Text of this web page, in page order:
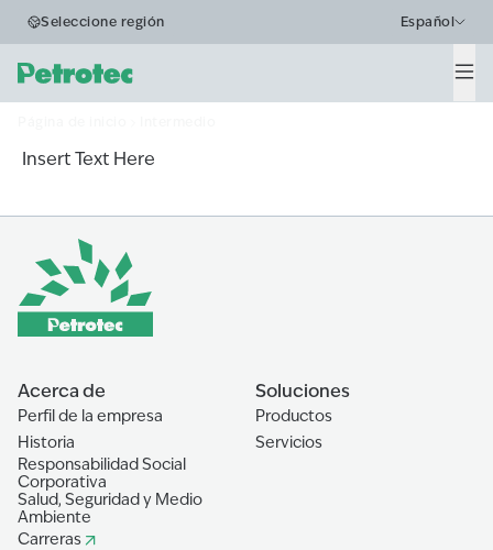
Seleccione región Español
Business Segments
Intermedio
Insert Text Here
Acerca de
Perfil de la empresa
Historia
Responsabilidad Social
Corporativa
Salud, Seguridad y Medio
Ambiente
Carreras
Soluciones
Productos
Servicios